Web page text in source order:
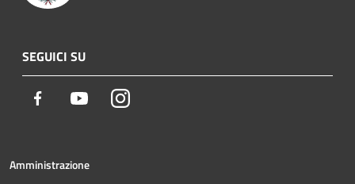
SEGUICI SU
Facebook YoutubeInstagram
Amministrazione